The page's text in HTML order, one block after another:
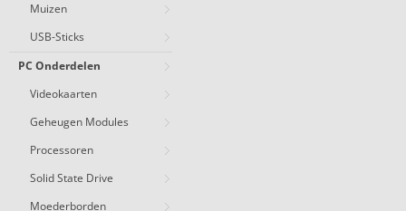
Muizen
USB-Sticks
PC Onderdelen
Videokaarten
Geheugen Modules
Processoren
Solid State Drive
Moederborden